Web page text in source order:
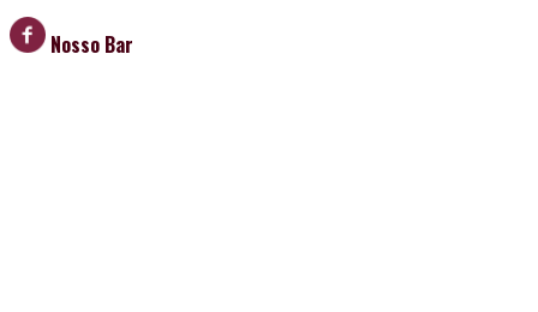
Nosso Bar